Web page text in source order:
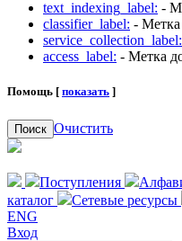
text_indexing_label: -
classifier_label: - Метка
service_collection_label:
access_label: - Метка
Помощь [ показать ]
Поиск Очистить
Поступления
каталог
Сетевые ресурсы
ENG
Вход